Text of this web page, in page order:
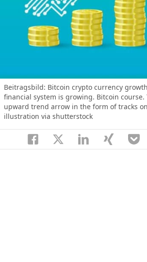
Beitragsbild: Bitcoin crypto currency
financial system is growing. Bitcoin
upward trend arrow in the form of tracks
illustration via shutterstock